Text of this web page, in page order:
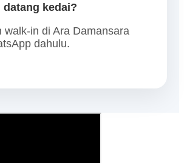
datang kedai?
walk-in di Ara Damansara
dahulu.